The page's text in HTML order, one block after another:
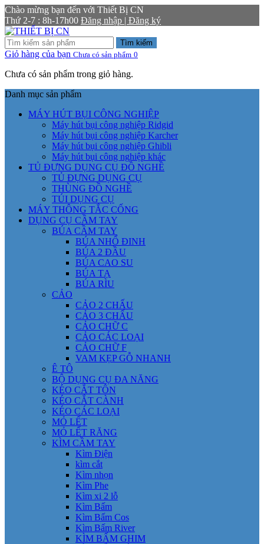
Chào mừng bạn đến với Thiết Bị CN
Thứ 2-7 : 8h-17h00 Đăng nhập | Đăng ký
Tìm kiếm
Giỏ hàng của bạn Chưa có sản phẩm 0
Chưa có sản phẩm trong giỏ hàng.
Danh mục sản phẩm
MÁY HÚT BỤI CÔNG NGHIỆP
Máy hút bụi công nghiệp Ridgid
Máy hút bụi công nghiệp Karcher
Máy hút bụi công nghiệp Ghibli
Máy hút bụi công nghiệp khác
TỦ ĐỰNG DỤNG CỤ ĐỒ NGHỀ
TỦ ĐỰNG DỤNG CỤ
THÙNG ĐỒ NGHỀ
TÚI DỤNG CỤ
MÁY THÔNG TẮC CỐNG
DỤNG CỤ CẦM TAY
BÚA CẦM TAY
BÚA NHỔ ĐINH
BÚA 2 ĐẦU
BÚA CAO SU
BÚA TẠ
BÚA RÌU
CẢO
CẢO 2 CHẤU
CẢO 3 CHẤU
CẢO CHỮ C
CẢO CÁC LOẠI
CẢO CHỮ F
VAM KẸP GỖ NHANH
Ê TÔ
BỘ DỤNG CỤ ĐA NĂNG
KÉO CẮT TÔN
KÉO CẮT CÀNH
KÉO CÁC LOẠI
MỎ LẾT
MỎ LẾT RĂNG
KÌM CẦM TAY
Kìm Điện
kìm cắt
Kìm nhọn
Kìm Phe
Kìm xi 2 lỗ
Kìm Bấm
Kìm Bấm Cos
Kìm Bấm River
KÌM BẤM GHIM